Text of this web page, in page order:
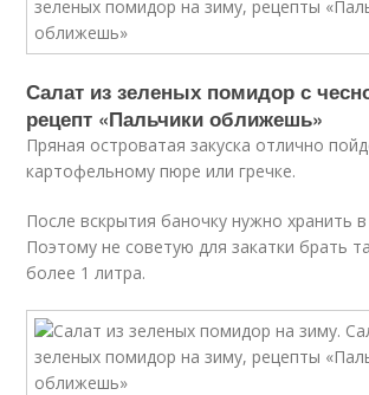
Салат из зеленых помидор с
рецепт «Пальчики оближешь»
Пряная островатая закуска отлично
картофельному пюре или гречке.
После вскрытия баночку нужно хранить
Поэтому не советую для закатки брать
более 1 литра.